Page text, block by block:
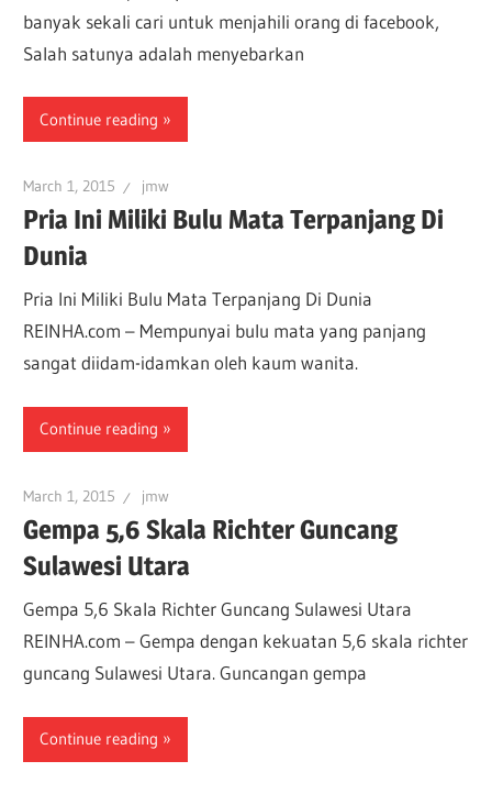
banyak sekali cari untuk menjahili orang di facebook,
Salah satunya adalah menyebarkan
Continue reading
March 1, 2015 jmw
Pria Ini Miliki Bulu Mata Terpanjang Di
Dunia
Pria Ini Miliki Bulu Mata Terpanjang Di Dunia
REINHA.com – Mempunyai bulu mata yang panjang
sangat diidam-idamkan oleh kaum wanita.
Continue reading
March 1, 2015 jmw
Gempa 5,6 Skala Richter Guncang
Sulawesi Utara
Gempa 5,6 Skala Richter Guncang Sulawesi Utara
REINHA.com – Gempa dengan kekuatan 5,6 skala richter
guncang Sulawesi Utara. Guncangan gempa
Continue reading